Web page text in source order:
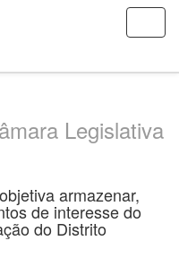
Legislativa
armazenar,
de interesse do
do Distrito